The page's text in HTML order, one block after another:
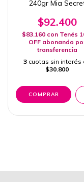
240gr Mia
$92.400
$83.160 con Tenés
OFF abonando
transferencia
3 cuotas sin interés
$30.800